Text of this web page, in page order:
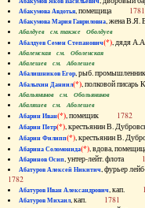
Абакумова Авдотья, помещица 1781
Абакумова Мария Гавриловна, жена
Абалдуев см. также Оболдуев
Абалдуев Семен Степанович(*), дядя
Абаленская см. Оболенская
Абалешев см. Аболешев
Абалишников Егор, рыб.
Абалыхин Даниил(*), полковой
Абальянинов см. Обольянинов
Абаляшев см. Аболешев
Абарин Иван(*), помещик 1782
Абарин Петр(*), крестьянин В.
Абарин Филипп(*), крестьянин В.
Абарина Соломонида(*), вдова,
Абаринов Осип, унтер-лейт. флота
Абатуров Алексей Никитич, фурьер
1782
Абатуров Иван Александрович, кап.
Абатуров Михаил, кап. 1781